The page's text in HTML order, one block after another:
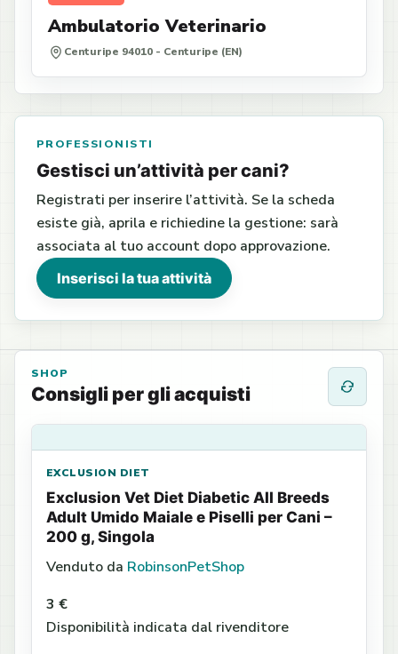
Ambulatorio Veterinario
Centuripe 94010 - Centuripe (EN)
PROFESSIONISTI
Gestisci un’attività per cani?
Registrati per inserire l’attività. Se la scheda
esiste già, aprila e richiedine la gestione: sarà
associata al tuo account dopo approvazione.
Inserisci la tua attività
SHOP
Consigli per gli acquisti
EXCLUSION DIET
Exclusion Vet Diet Diabetic All Breeds
Adult Umido Maiale e Piselli per Cani –
200 g, Singola
Venduto da RobinsonPetShop
3 €
Disponibilità indicata dal rivenditore